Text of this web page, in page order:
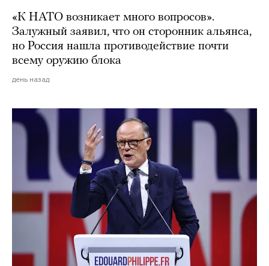
«К НАТО возникает много вопросов».
Залужный заявил, что он сторонник альянса,
но Россия нашла противодействие почти
всему оружию блока
день назад